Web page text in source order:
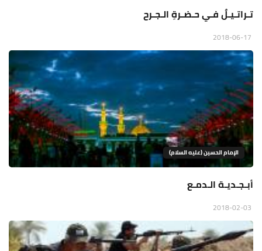
تـراتـيـلٌ فـي حـضـرةِ الـجـرح
الإمام الحسين (عليه السلام)
أبـجـديـة الـدمـع